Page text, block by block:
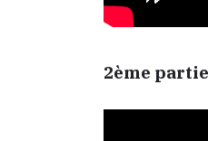
2ème partie